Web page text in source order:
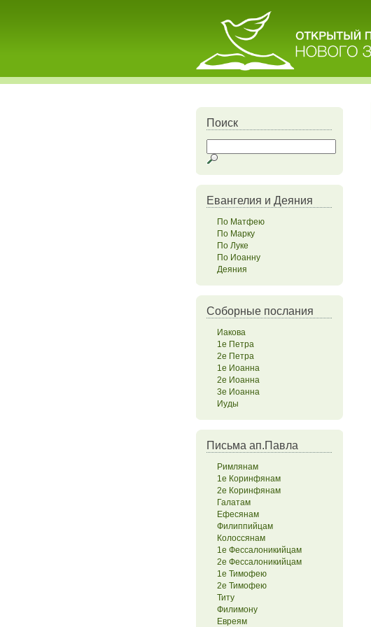
Поиск
Евангелия и Деяния
По Матфею
По Марку
По Луке
По Иоанну
Деяния
Соборные послания
Иакова
1е Петра
2е Петра
1е Иоанна
2е Иоанна
3е Иоанна
Иуды
Письма ап.Павла
Римлянам
1е Коринфянам
2е Коринфянам
Галатам
Ефесянам
Филиппийцам
Колоссянам
1е Фессалоникийцам
2е Фессалоникийцам
1е Тимофею
2е Тимофею
Титу
Филимону
Евреям